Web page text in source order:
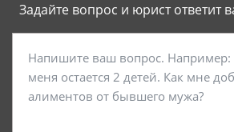
Задайте вопрос и юрист ответит